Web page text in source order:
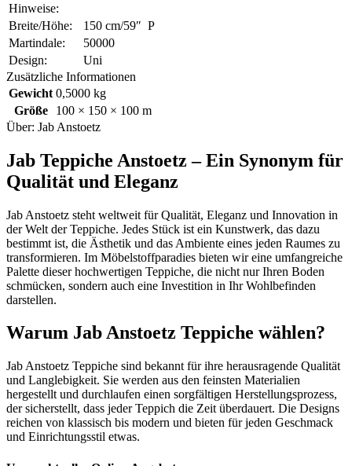
Hinweise:
Breite/Höhe:
150 cm/59″ P
Martindale:
50000
Design:
Uni
Zusätzliche Informationen
Gewicht 0,5000 kg
Größe
100 × 150 × 100 m
Über: Jab Anstoetz
Jab Teppiche Anstoetz – Ein Synonym für
Qualität und Eleganz
Jab Anstoetz steht weltweit für Qualität, Eleganz und Innovation in
der Welt der Teppiche. Jedes Stück ist ein Kunstwerk, das dazu
bestimmt ist, die Ästhetik und das Ambiente eines jeden Raumes zu
transformieren. Im Möbelstoffparadies bieten wir eine umfangreiche
Palette dieser hochwertigen Teppiche, die nicht nur Ihren Boden
schmücken, sondern auch eine Investition in Ihr Wohlbefinden
darstellen.
Warum Jab Anstoetz Teppiche wählen?
Jab Anstoetz Teppiche sind bekannt für ihre herausragende Qualität
und Langlebigkeit. Sie werden aus den feinsten Materialien
hergestellt und durchlaufen einen sorgfältigen Herstellungsprozess,
der sicherstellt, dass jeder Teppich die Zeit überdauert. Die Designs
reichen von klassisch bis modern und bieten für jeden Geschmack
und Einrichtungsstil etwas.